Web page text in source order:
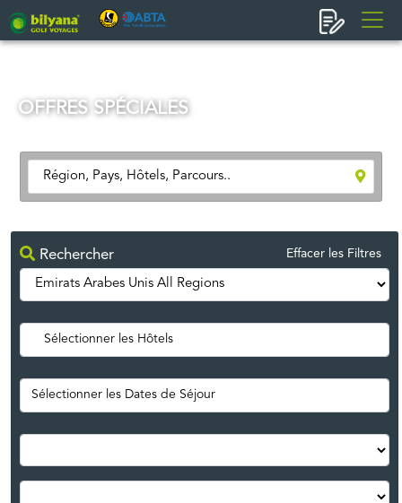
OFFRES SPÉCIALES
Rechercher Effacer les Filtres